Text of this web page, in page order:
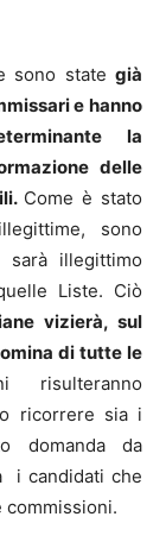
sono stategià
e hanno
la
delle
Come è stato
sono
illegittimo
Liste. Ciò
vizierà, sul
di tutte le
ricorrere sia i
domanda da
i candidati che
commissioni.